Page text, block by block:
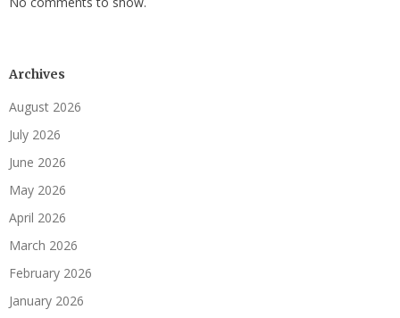
Archives
August 2026
July 2026
June 2026
May 2026
April 2026
March 2026
February 2026
January 2026